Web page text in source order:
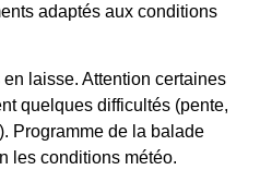
adaptés aux conditions
laisse. Attention certaines
quelques difficultés (pente,
Programme de la balade
les conditions météo.